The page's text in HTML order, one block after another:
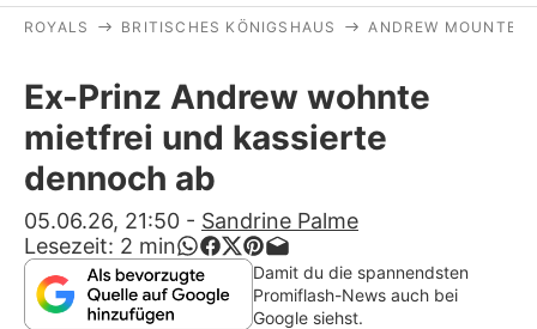
Stars
Filme & Serien
Lifestyle
Familie & Liebe
Promiflash Exklusiv
ROYALS BRITISCHES KÖNIGSHAUS ANDREW
Ex-Prinz Andrew wohnte
mietfrei und kassierte
dennoch ab
05.06.26, 21:50 - Sandrine Palme
Lesezeit: 2 min
Damit du die spannendsten
Promiflash-News auch bei
Google siehst.